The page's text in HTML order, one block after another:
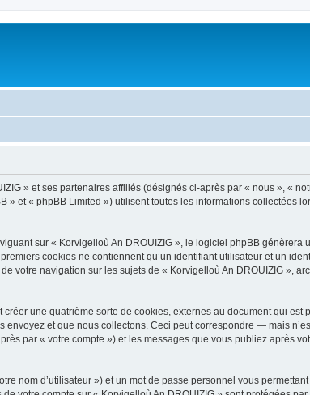
» et ses partenaires affiliés (désignés ci-après par « nous », «
et « phpBB Limited ») utilisent toutes les informations collectées
sur « Korvigelloù An DROUIZIG », le logiciel phpBB
cookies ne contiennent qu’un identifiant utilisateur et un
votre navigation sur les sujets de « Korvigelloù An DROUIZIG »,
une quatrième sorte de cookies, externes au document qui
et que nous collectons. Ceci peut correspondre — mais
par « votre compte ») et les messages que vous publiez après
nom d’utilisateur ») et un mot de passe personnel vous